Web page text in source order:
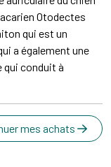
Otodectes
qui est un
a également une
conduit à
mes achats